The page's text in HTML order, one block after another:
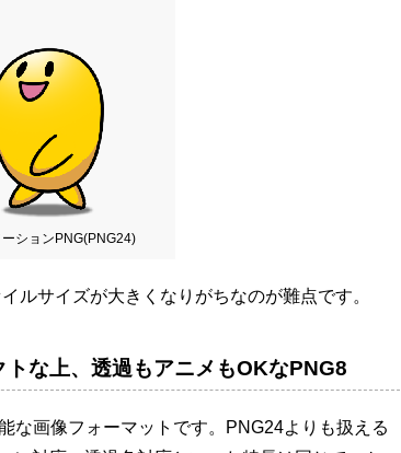
ーションPNG(PNG24)
ルサイズが大きくなりがちなのが難点です。
な上、透過もアニメもOKなPNG8
な画像フォーマットです。PNG24よりも扱える